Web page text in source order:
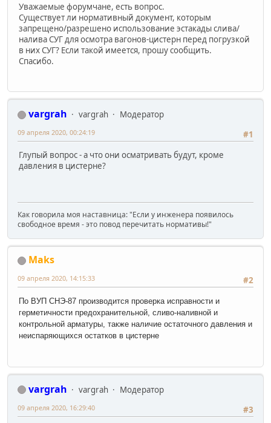
Уважаемые форумчане, есть вопрос.
Существует ли нормативный документ, которым
запрещено/разрешено использование эстакады слива/
налива СУГ для осмотра вагонов-цистерн перед погрузкой
в них СУГ? Если такой имеется, прошу сообщить.
Спасибо.
vargrah vargrah
Модератор
#1
09 апреля 2020, 00:24:19
Глупый вопрос - а что они осматривать будут, кроме
давления в цистерне?
Как говорила моя наставница: "Если у инженера появилось
свободное время - это повод перечитать нормативы!"
Maks
#2
09 апреля 2020, 14:15:33
По ВУП СНЭ-87 производится проверка исправности и
герметичности предохранительной, сливо-наливной и
контрольной арматуры, также наличие остаточного давления и
неиспаряющихся остатков в цистерне
vargrah vargrah
Модератор
#3
09 апреля 2020, 16:29:40